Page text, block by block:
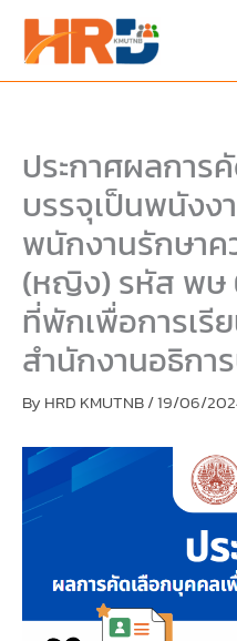
content
ประกาศผลการ
บรรจุเป็นพนังง
พนักงานรักษา
(หญิง) รหัส พษ
ที่พักเพื่อการเรี
สำนักงานอธิกา
By HRD KMUTNB/19/06/
PDF